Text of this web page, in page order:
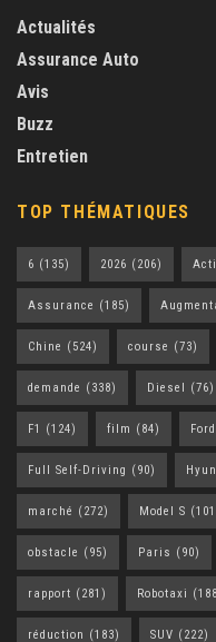
Actualités
Assurance Auto
Avis
Buzz
Entretien
TOP THÉMATIQUES
6 (135) 2026 (206)
Assurance (185)
Chine (524) course (73)
demande (338) Diesel (76)
F1 (124) film (84) Ford
Full Self-Driving (90)
marché (272) Model S
obstacle (95) Paris (90)
rapport (281) Robotaxi
réduction (183) SUV (222)